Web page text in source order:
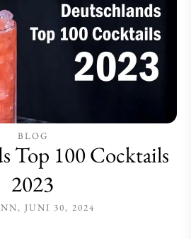
BLOG
Top 100 Cocktails
2023
JUNI 30, 2024